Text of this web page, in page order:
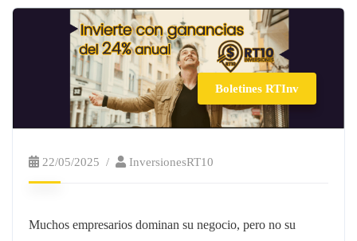
Boletines RTInv
22/05/2025 InversionesRT10
Muchos empresarios dominan su negocio, pero no su